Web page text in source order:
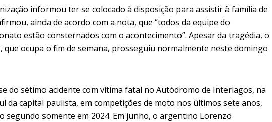
informou ter se colocado à disposição para assistir à família de
ainda de acordo com a nota, que “todos da equipe do
estão consternados com o acontecimento”. Apesar da tragédia, o
que ocupa o fim de semana, prosseguiu normalmente neste domingo
do sétimo acidente com vítima fatal no Autódromo de Interlagos, na
da capital paulista, em competições de moto nos últimos sete anos,
segundo somente em 2024. Em junho, o argentino Lorenzo